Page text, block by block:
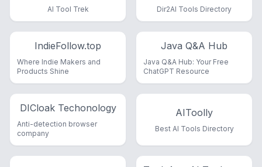
AI Tool Trek Dir2AI Tools Directory
IndieFollow.top
Where Indie Makers and
Products Shine
Java Q&A Hub
Java Q&A Hub: Your Free
ChatGPT Resource
DICloak Techonology
Anti-detection browser
company
AIToolly
Best AI Tools Directory